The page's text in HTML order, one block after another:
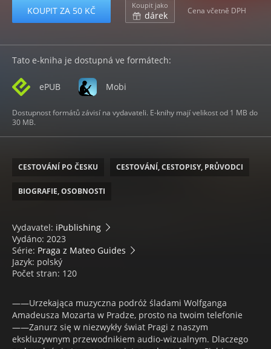
KOUPIT ZA 50 KČ Koupit jako
dárek Cena včetně DPH
Tato e-kniha je dostupná ve formátech:
ePUB Mobi
Dostupnost formátů závisí na vydavateli. E-knihy mají velikost od 1 MB do
30 MB.
CESTOVÁNÍ PO ČESKU CESTOVÁNÍ, CESTOPISY, PRŮVODCI
BIOGRAFIE, OSOBNOSTI
Vydavatel: iPublishing
Vydáno: 2023
Série: Praga z Mateo Guides
Jazyk: polský
Počet stran: 120
——Urzekająca muzyczna podróż śladami Wolfganga
Amadeusza Mozarta w Pradze, prosto na twoim telefonie
——Zanurz się w niezwykły świat Pragi z naszym
ekskluzywnym przewodnikiem audio-wizualnym. Dlaczego